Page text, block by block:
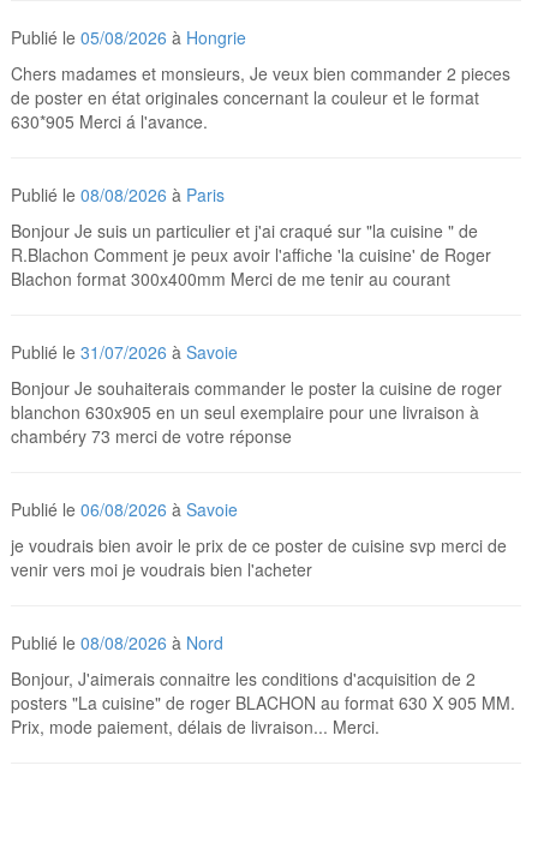
Publié le05/08/2026 à Hongrie
Chers madames et monsieurs, Je veux bien commander 2 pieces
de poster en état originales concernant la couleur et le format
630*905 Merci á l'avance.
Publié le08/08/2026 à Paris
Bonjour Je suis un particulier et j'ai craqué sur "la cuisine " de
R.Blachon Comment je peux avoir l'affiche 'la cuisine' de Roger
Blachon format 300x400mm Merci de me tenir au courant
Publié le31/07/2026 àSavoie
Bonjour Je souhaiterais commander le poster la cuisine de roger
blanchon 630x905 en un seul exemplaire pour une livraison à
chambéry 73 merci de votre réponse
Publié le06/08/2026 àSavoie
je voudrais bien avoir le prix de ce poster de cuisine svp merci de
venir vers moi je voudrais bien l'acheter
Publié le08/08/2026 à Nord
Bonjour, J'aimerais connaitre les conditions d'acquisition de 2
posters "La cuisine" de roger BLACHON au format 630 X 905 MM.
Prix, mode paiement, délais de livraison... Merci.